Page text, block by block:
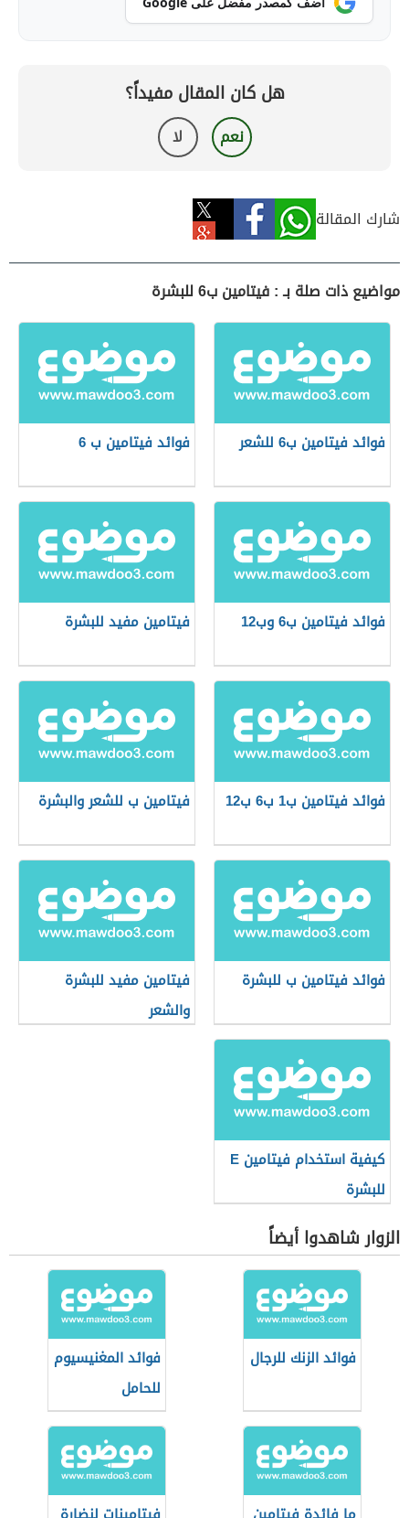
هل كان المقال مفيداً؟
نعم لا
شارك المقالة
مواضيع ذات صلة بـ : فيتامين ب6 للبشرة
فوائد فيتامين ب6 للشعر فوائد فيتامين ب 6
فوائد فيتامين ب6 وب12 فيتامين مفيد للبشرة
فوائد فيتامين ب1 ب6 ب12 فيتامين ب للشعر والبشرة
فوائد فيتامين ب للبشرة
فيتامين مفيد للبشرة
والشعر
كيفية استخدام فيتامين E
للبشرة
الزوار شاهدوا أيضاً
فوائد الزنك للرجال
فوائد المغنيسيوم
للحامل